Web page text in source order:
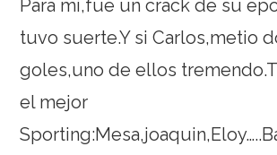
Para mi,fue un crack de su
tuvo suerte.Y si Carlos,metio
goles,uno de ellos
el mejor